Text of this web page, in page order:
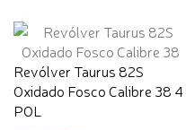
Revólver Taurus 82S
Oxidado Fosco Calibre 38 4
POL